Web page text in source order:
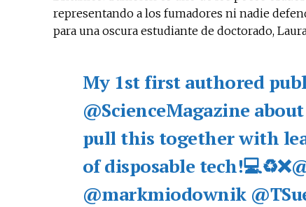
representando a los fumadores ni nadie
para una oscura estudiante de doctorado,
My 1st first authored
@ScienceMagazineabout
pull this together with
of disposable tech!💻♻️❌
@markmiodownik